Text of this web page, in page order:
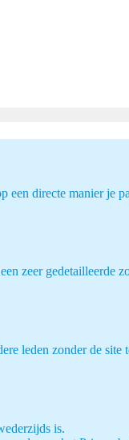
een directe manier je
zeer gedetailleerde
leden zonder de site
is.